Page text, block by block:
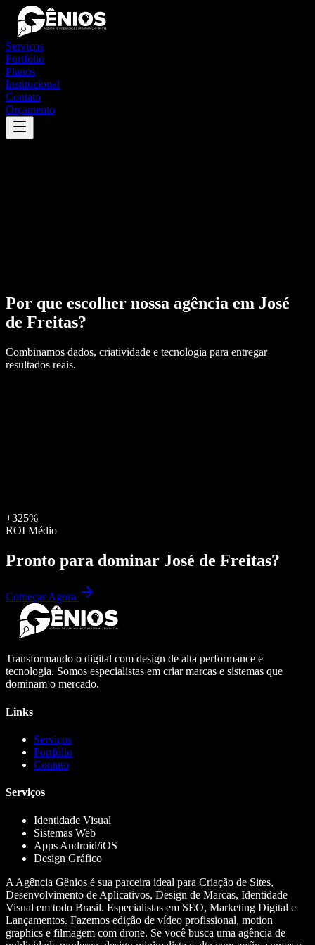
Serviços
Portfólio
Planos
Institucional
Contato
Orçamento
Por que escolher nossa agência em José
de Freitas?
Combinamos dados, criatividade e tecnologia para entregar
resultados reais.
+325%
ROI Médio
Pronto para dominar José de Freitas?
Começar Agora
Transformando o digital com design de alta performance e
tecnologia. Somos especialistas em criar marcas e sistemas que
dominam o mercado.
Links
Serviços
Portfólio
Contato
Serviços
Identidade Visual
Sistemas Web
Apps Android/iOS
Design Gráfico
A Agência Gênios é sua parceira ideal para Criação de Sites,
Desenvolvimento de Aplicativos, Design de Marcas, Identidade
Visual em todo Brasil. Especialistas em SEO, Marketing Digital e
Lançamentos. Fazemos edição de vídeo profissional, motion
graphics e filmagem com drone. Se você busca uma agência de